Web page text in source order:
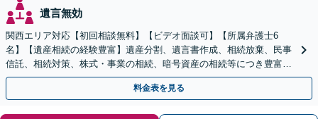
遺言無効
関西エリア対応【初回相談無料】【ビデオ面談可】【所属弁護士6
名】【遺産相続の経験豊富】遺産分割、遺言書作成、相続放棄、民事
信託、相続対策、株式・事業の相続、暗号資産の相続等につき豊富な
対応実績。【バリアフリー】【完全個室対応】
料金表を見る